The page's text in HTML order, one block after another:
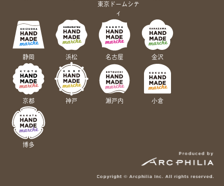
東京ドームシテ
ィ
静岡 浜松 名古屋 金沢
京都 神戸 瀬戸内 小倉
博多